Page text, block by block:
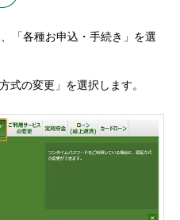
「各種お申込・手続き」を選
式の変更」を選択します。